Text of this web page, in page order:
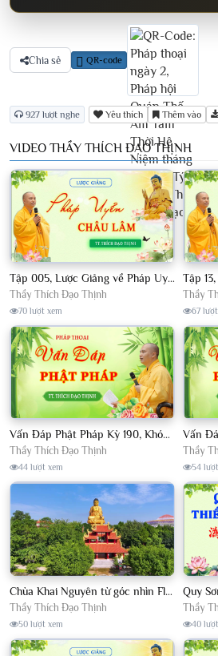
Chia sẻ QR-code
927 lượt nghe Yêu thích Thêm vào
VIDEO THẦY THÍCH ĐẠO THỊNH
Tập 005, Lược Giảng về Pháp Uyển Châu Lâm, Chủ giảng TT Thích Đạo Thịnh
Thầy Thích Đạo Thịnh
70 lượt xem
Thầy
67
Vấn Đáp Phật Pháp Kỳ 190, Khóa Tu Sinh Viên Con Kể Bụt Nghe Tháng 05, 2023 TT. Thích Đạo Thịnh - CKN
Thầy Thích Đạo Thịnh
44 lượt xem
Thầy
54
Chùa Khai Nguyên từ góc nhìn Flycam
Thầy Thích Đạo Thịnh
50 lượt xem
Thầy
40